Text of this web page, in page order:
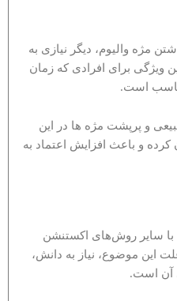
مژه والیوم، دیگر نیازی به
ویژگی برای افرادی که زمان
است.
و پرپشت مژه ها در این
و باعث افزایش اعتماد به
با سایر روش‌های اکستنشن
این موضوع، نیاز به دانش،
آن است.